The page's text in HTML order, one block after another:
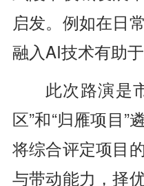
启发。例如在日
融入AI技术有助
此次路演是
区”和“归雁项目”
将综合评定项目
与带动能力，择